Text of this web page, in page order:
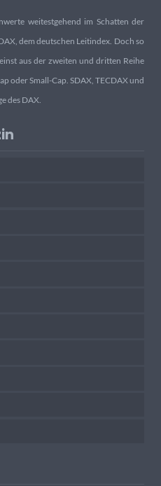
weitestgehend im Schatten der
dem deutschen Leitindex. Doch so
aus der zweiten und dritten Reihe
oder Small-Cap. SDAX, TECDAX und
des DAX.